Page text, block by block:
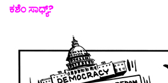
ಕಶೆಂ ಸಾಧ್ಯ್?